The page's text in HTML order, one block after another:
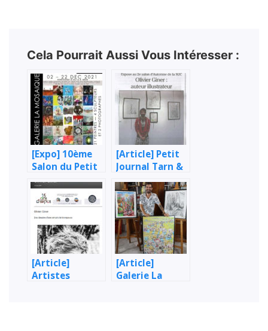
Cela Pourrait Aussi Vous Intéresser :
[Expo] 10ème
Salon du Petit
Format St-Jean
[Article] Petit
Journal Tarn &
Garonne
[Article]
Artistes
[Article]
Galerie La